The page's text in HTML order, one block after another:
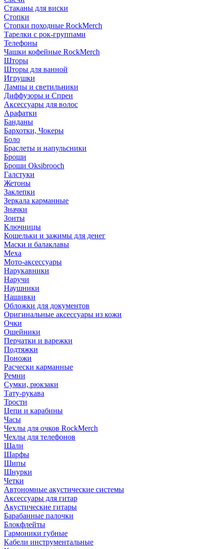
Стаканы для виски
Стопки
Стопки походные RockMerch
Тарелки с рок-группами
Телефоны
Чашки кофейные RockMerch
Шторы
Шторы для ванной
Игрушки
Лампы и светильники
Диффузоры и Спреи
Аксессуары для волос
Арафатки
Банданы
Бархотки, Чокеры
Боло
Браслеты и напульсники
Броши
Броши Oksibrooch
Галстуки
Жетоны
Заклепки
Зеркала карманные
Значки
Зонты
Ключницы
Кошельки и зажимы для денег
Маски и балаклавы
Меха
Мото-аксессуары
Нарукавники
Наручи
Наушники
Нашивки
Обложки для документов
Оригинальные аксессуары из кожи
Очки
Ошейники
Перчатки и варежки
Подтяжки
Поножи
Расчески карманные
Ремни
Сумки, рюкзаки
Тату-рукава
Трости
Цепи и карабины
Часы
Чехлы для очков RockMerch
Чехлы для телефонов
Шали
Шарфы
Шипы
Шнурки
Четки
Автономные акустические системы
Аксессуары для гитар
Акустические гитары
Барабанные палочки
Блокфлейты
Гармоники губные
Кабели инструментальные